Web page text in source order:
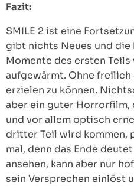
Fazit:
SMILE 2 ist eine
gibt nichts Neues und die
Momente des ersten Teils
aufgewärmt. Ohne freilich
erzielen zu können.
aber ein guter
und vor allem optisch
dritter Teil wird kommen,
mal, denn das Ende
ansehen, kann aber nur
sein Versprechen einlöst